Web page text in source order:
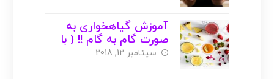
آموزش گیاهخواری به
صورت گام به گام !! ( با
عکس )
سپتامبر 12, 2018